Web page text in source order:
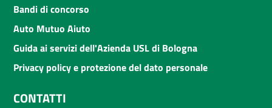
Bandi di concorso
Auto Mutuo Aiuto
Guida ai servizi dell'Azienda USL di Bologna
Privacy policy e protezione del dato personale
CONTATTI